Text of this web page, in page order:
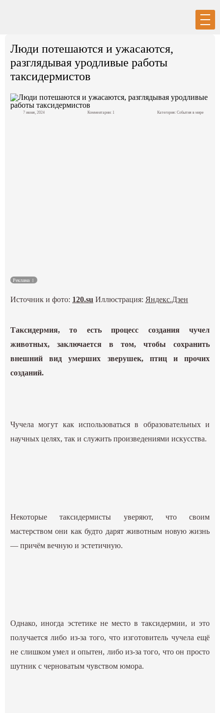
Люди потешаются и ужасаются,
разглядывая уродливые работы
таксидермистов
7 июня, 2024 Комментарии: 1 Категория: События в мире
Реклама
Источник и фото: 120.su Иллюстрация: Яндекс.Дзен
Таксидермия, то есть процесс создания чучел
животных, заключается в том, чтобы сохранить
внешний вид умерших зверушек, птиц и прочих
созданий.
Чучела могут как использоваться в образовательных и
научных целях, так и служить произведениями искусства.
Некоторые таксидермисты уверяют, что своим
мастерством они как будто дарят животным новую жизнь
— причём вечную и эстетичную.
Однако, иногда эстетике не место в таксидермии, и это
получается либо из-за того, что изготовитель чучела ещё
не слишком умел и опытен, либо из-за того, что он просто
шутник с черноватым чувством юмора.